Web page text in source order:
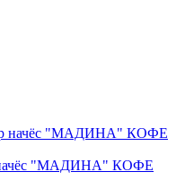
начёс "МАДИНА" КОФЕ